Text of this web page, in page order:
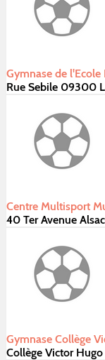
Gymnase de l'Ecole
Rue Sebile 09300
Centre Multisport
40 Ter Avenue
Gymnase Collège
Collège Victor